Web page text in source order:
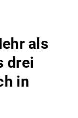
als
drei
in